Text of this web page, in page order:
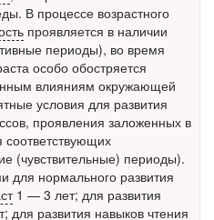
кардиотоксичность
Федеральная служба по
надзору в сфере
здравоохранения озвучила
тревожную статистику. Она
касаются увеличения риска
острой кардиотоксичности и
роста сопутствующих
осложнений от...
В процессе возрастного
проявляется в наличии
периоды), во время
особо обостряется
влияниям окружающей
условия для развития
проявления заложенных в
соответствующих
(чувствительные) периоды).
для нормального развития
1 — 3 лет; для развития
для развития навыков чтения